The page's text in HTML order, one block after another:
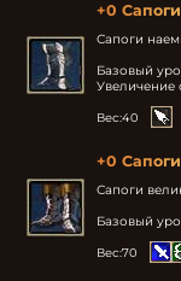
+0
Сапоги
Базовый
Увеличение
Вес:40
+0
Сапоги
Базовый
Вес:70